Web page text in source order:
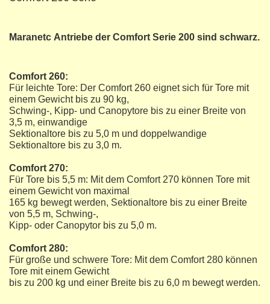
Maranetc Antriebe der Comfort Serie 200 sind schwarz.
Comfort 260:
Für leichte Tore: Der Comfort 260 eignet sich für Tore mit
einem Gewicht bis zu 90 kg,
Schwing-, Kipp- und Canopytore bis zu einer Breite von
3,5 m, einwandige
Sektionaltore bis zu 5,0 m und doppelwandige
Sektionaltore bis zu 3,0 m.
Comfort 270:
Für Tore bis 5,5 m: Mit dem Comfort 270 können Tore mit
einem Gewicht von maximal
165 kg bewegt werden, Sektionaltore bis zu einer Breite
von 5,5 m, Schwing-,
Kipp- oder Canopytor bis zu 5,0 m.
Comfort 280:
Für große und schwere Tore: Mit dem Comfort 280 können
Tore mit einem Gewicht
bis zu 200 kg und einer Breite bis zu 6,0 m bewegt werden.